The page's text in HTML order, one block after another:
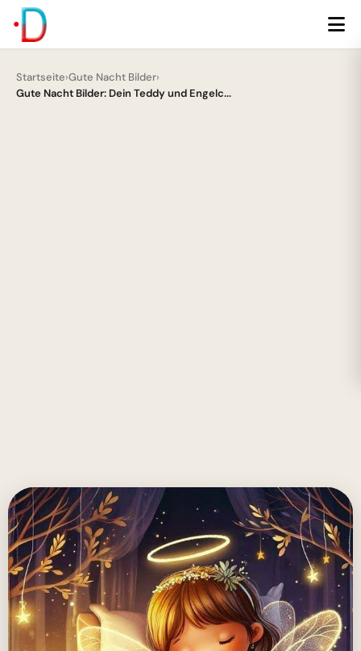
Startseite›Gute Nacht Bilder›
Gute Nacht Bilder: Dein Teddy und Engelc...